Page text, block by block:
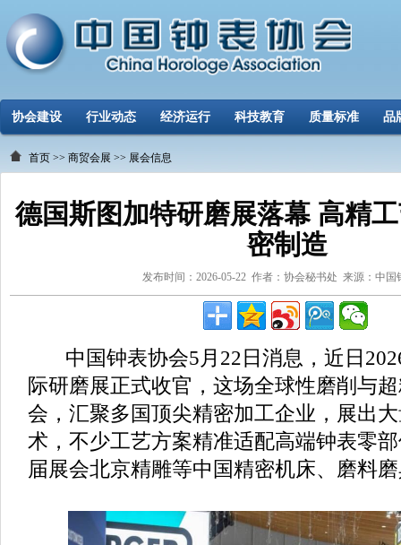
协会建设 行业动态 经济运行 科技教育 质量标准 品
首页 >> 商贸会展 >> 展会信息
德国斯图加特研磨展落幕 高精
密制造
发布时间：2026-05-22 作者：协会秘书处 来源：中国
中国钟表协会5月22日消息，近日
际研磨展正式收官，这场全球性磨削与
会，汇聚多国顶尖精密加工企业，展出
术，不少工艺方案精准适配高端钟表零
届展会北京精雕等中国精密机床、磨料